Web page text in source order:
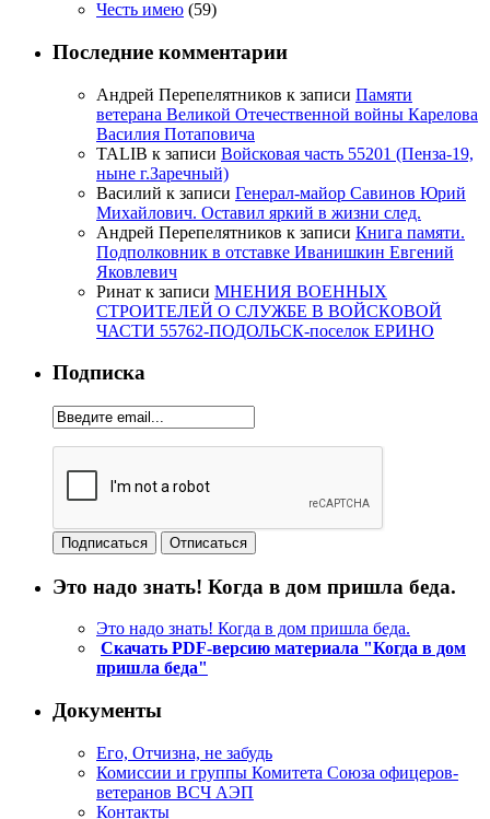
Честь имею (59)
Последние комментарии
Андрей Перепелятников к записи Памяти
ветерана Великой Отечественной войны Карелова
Василия Потаповича
TALIB к записи Войсковая часть 55201 (Пенза-19,
ныне г.Заречный)
Василий к записи Генерал-майор Савинов Юрий
Михайлович. Оставил яркий в жизни след.
Андрей Перепелятников к записи Книга памяти.
Подполковник в отставке Иванишкин Евгений
Яковлевич
Ринат к записи МНЕНИЯ ВОЕННЫХ
СТРОИТЕЛЕЙ О СЛУЖБЕ В ВОЙСКОВОЙ
ЧАСТИ 55762-ПОДОЛЬСК-поселок ЕРИНО
Подписка
Это надо знать! Когда в дом пришла беда.
Это надо знать! Когда в дом пришла беда.
Скачать PDF-версию материала "Когда в дом
пришла беда"
Документы
Его, Отчизна, не забудь
Комиссии и группы Комитета Союза офицеров-
ветеранов ВСЧ АЭП
Контакты